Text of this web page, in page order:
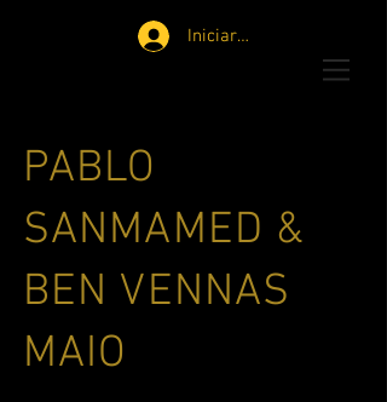
Iniciar sesión
PABLO
SANMAMED &
BEN VENNAS
MAIO